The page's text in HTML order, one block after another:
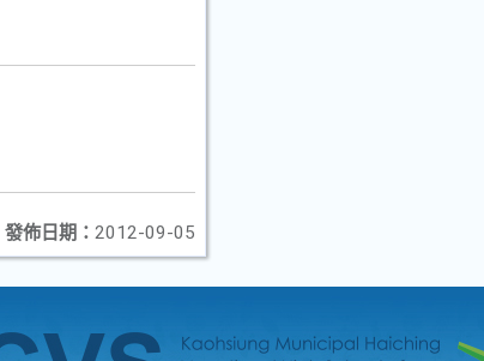
發佈日期： 2012-09-05